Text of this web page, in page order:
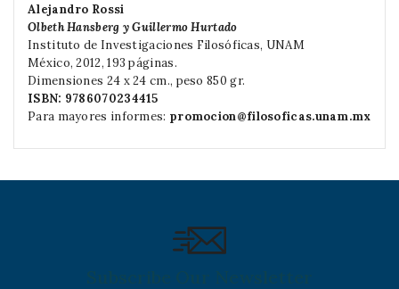
Alejandro Rossi
Olbeth Hansberg y Guillermo Hurtado
Instituto de Investigaciones Filosóficas, UNAM
México, 2012, 193 páginas.
Dimensiones 24 x 24 cm., peso 850 gr.
ISBN: 9786070234415
Para mayores informes: promocion@filosoficas.unam.mx